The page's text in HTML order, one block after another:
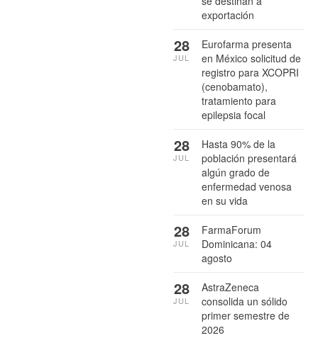
exportación
Eurofarma presenta
en México solicitud de
registro para XCOPRI
(cenobamato),
tratamiento para
epilepsia focal
28
JUL
Hasta 90% de la
población presentará
algún grado de
enfermedad venosa
en su vida
28
JUL
FarmaForum
Dominicana: 04
agosto
28
JUL
AstraZeneca
consolida un sólido
primer semestre de
2026
28
JUL